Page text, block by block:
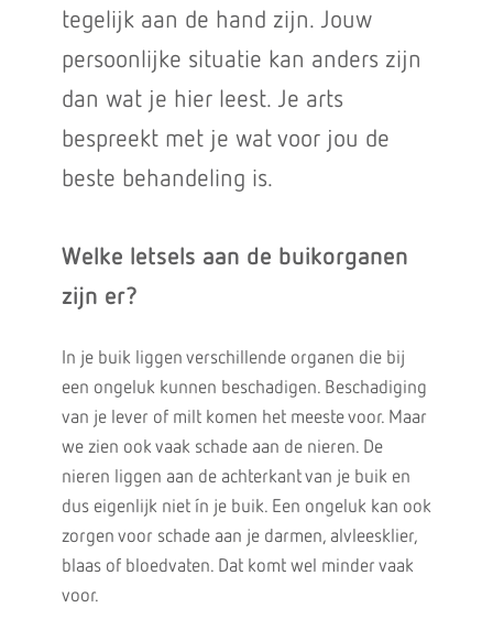
tegelijk aan de hand zijn. Jouw
persoonlijke situatie kan anders zijn
dan wat je hier leest. Je arts
bespreekt met je wat voor jou de
beste behandeling is.
Welke letsels aan de buikorganen
zijn er?
In je buik liggen verschillende organen die bij
een ongeluk kunnen beschadigen. Beschadiging
van je lever of milt komen het meeste voor. Maar
we zien ook vaak schade aan de nieren. De
nieren liggen aan de achterkant van je buik en
dus eigenlijk niet ín je buik. Een ongeluk kan ook
zorgen voor schade aan je darmen, alvleesklier,
blaas of bloedvaten. Dat komt wel minder vaak
voor.